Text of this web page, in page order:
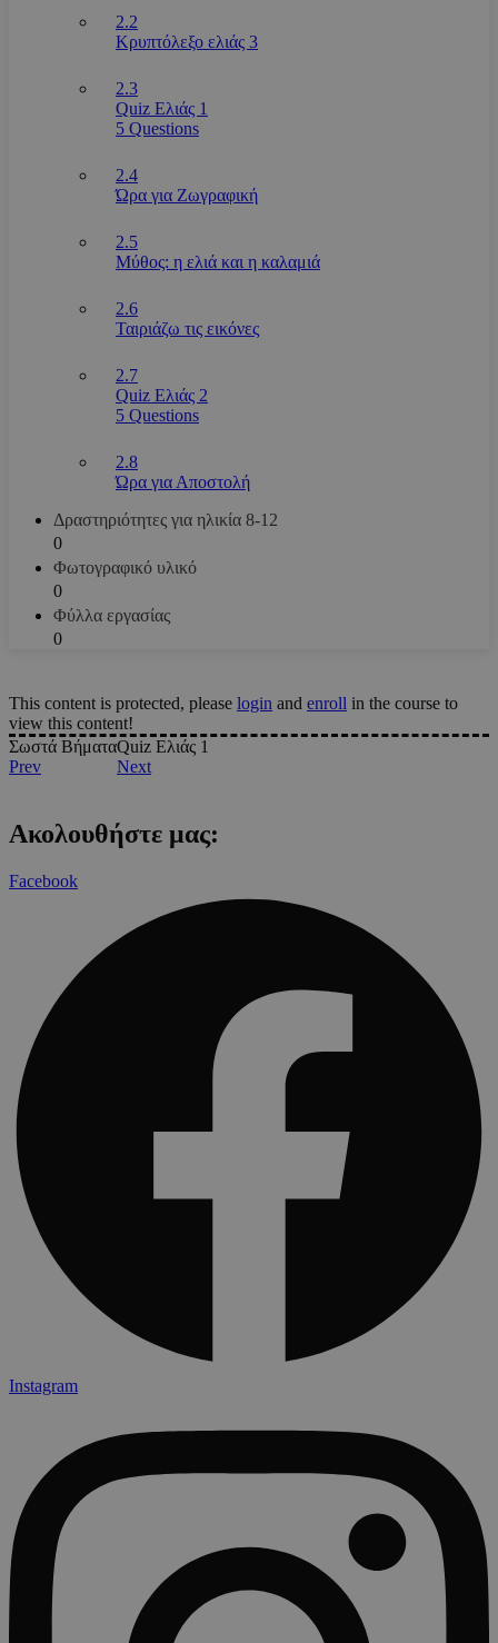
2.2
Κρυπτόλεξο ελιάς 3
2.3
Quiz Ελιάς 1
5 Questions
2.4
Ώρα για Ζωγραφική
2.5
Μύθος: η ελιά και η καλαμιά
2.6
Ταιριάζω τις εικόνες
2.7
Quiz Ελιάς 2
5 Questions
2.8
Ώρα για Αποστολή
Δραστηριότητες για ηλικία 8-12
0
Φωτογραφικό υλικό
0
Φύλλα εργασίας
0
This content is protected, please login and enroll in the course to
view this content!
Σωστά Βήματα
Prev
Quiz Ελιάς 1
Next
Ακολουθήστε μας:
Facebook
Instagram